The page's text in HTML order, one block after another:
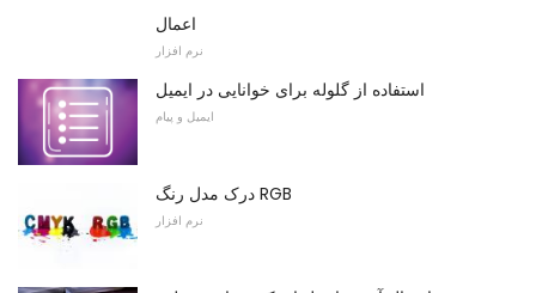
اعمال
نرم افزار
استفاده از گلوله برای خوانایی در ایمیل
ایمیل و پیام
درک مدل رنگ RGB
نرم افزار